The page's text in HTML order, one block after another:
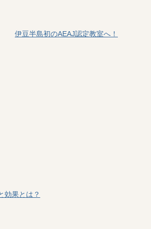
伊豆半島初のAEAJ認定教室へ！
効果とは？